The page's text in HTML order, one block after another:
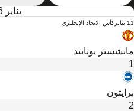
يناير 2026
11 يناير كأس الاتحاد الإنجليزي
مانشستر يونايتد
1
برايتون
2